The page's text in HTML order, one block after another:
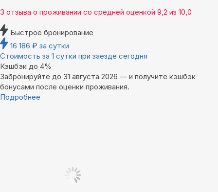
3 отзыва о проживании со средней оценкой 9,2 из 10,0
Быстрое бронирование
16 186 ₽ за сутки
Стоимость за 1 сутки при заезде сегодня
Кэшбэк до 4%
Забронируйте до 31 августа 2026 — и получите кэшбэк
бонусами после оценки проживания.
Подробнее